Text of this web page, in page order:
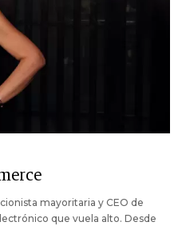
mayoritaria y CEO de
que vuela alto. Desde